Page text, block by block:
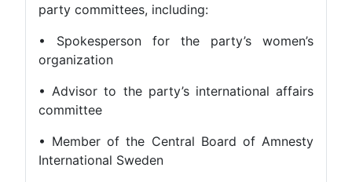
party committees, including:
• Spokesperson for the party’s women’s
organization
• Advisor to the party’s international affairs
committee
• Member of the Central Board of Amnesty
International Sweden